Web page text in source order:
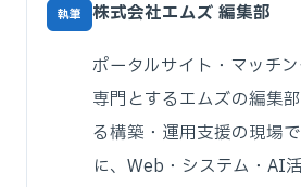
執筆 株式会社エムズ 編集部
ポータルサイト・マッチ
専門とするエムズの編集
る構築・運用支援の現場
に、Web・システム・AI